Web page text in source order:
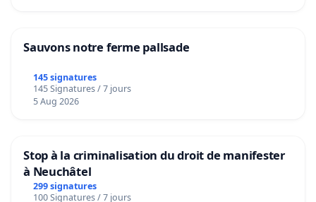
Sauvons notre ferme pallsade
145 signatures
145 Signatures / 7 jours
5 Aug 2026
Stop à la criminalisation du droit de manifester
à Neuchâtel
299 signatures
100 Signatures / 7 jours